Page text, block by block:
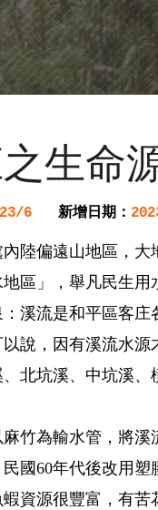
生命
6 新增日期：
陸偏遠山地區，
區」，舉凡民生
溪流是和平區客
說，因有溪流水
北坑溪、中坑溪、
竹為輸水管，將
國60年代後改用
資源很豐富，有